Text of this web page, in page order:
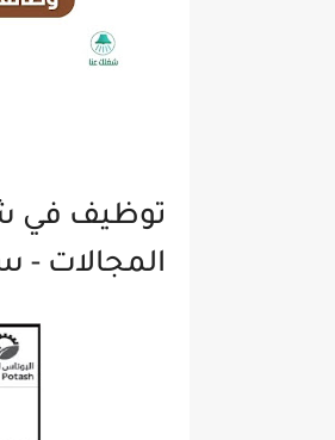
توظيف في
المجالات -